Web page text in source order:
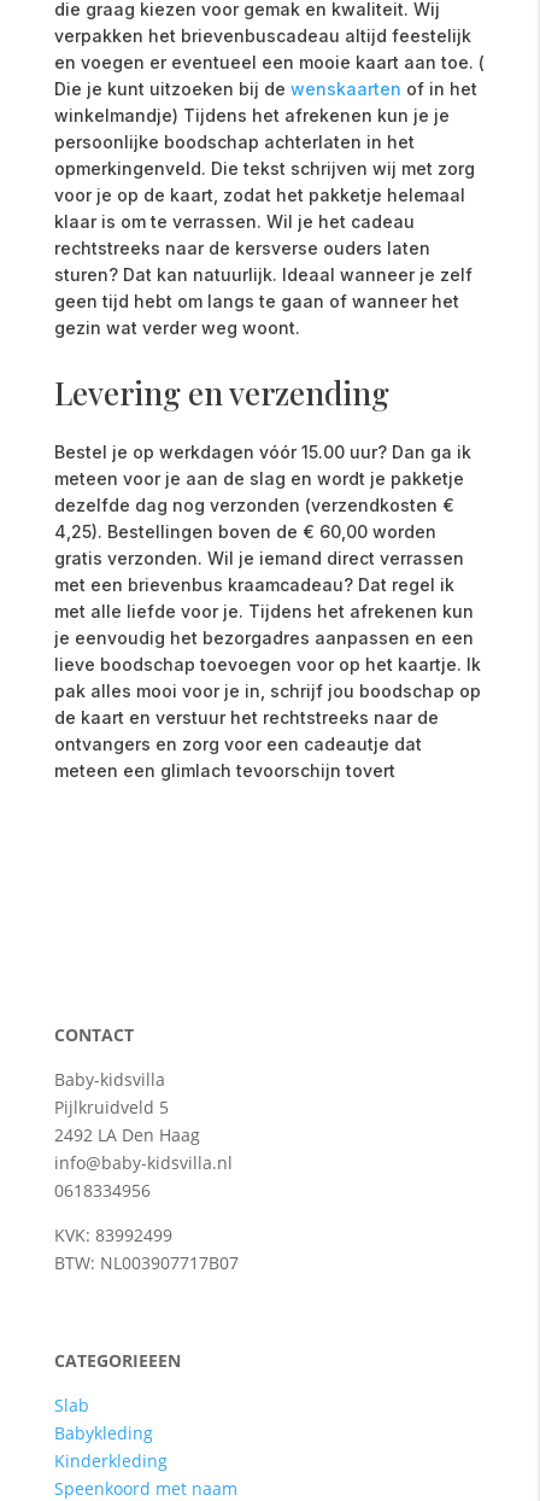
die graag kiezen voor gemak en kwaliteit. Wij
verpakken het brievenbuscadeau altijd feestelijk
en voegen er eventueel een mooie kaart aan toe. (
Die je kunt uitzoeken bij de wenskaarten of in het
winkelmandje) Tijdens het afrekenen kun je je
persoonlijke boodschap achterlaten in het
opmerkingenveld. Die tekst schrijven wij met zorg
voor je op de kaart, zodat het pakketje helemaal
klaar is om te verrassen. Wil je het cadeau
rechtstreeks naar de kersverse ouders laten
sturen? Dat kan natuurlijk. Ideaal wanneer je zelf
geen tijd hebt om langs te gaan of wanneer het
gezin wat verder weg woont.
Levering en verzending
Bestel je op werkdagen vóór 15.00 uur? Dan ga ik
meteen voor je aan de slag en wordt je pakketje
dezelfde dag nog verzonden (verzendkosten €
4,25). Bestellingen boven de € 60,00 worden
gratis verzonden. Wil je iemand direct verrassen
met een brievenbus kraamcadeau? Dat regel ik
met alle liefde voor je. Tijdens het afrekenen kun
je eenvoudig het bezorgadres aanpassen en een
lieve boodschap toevoegen voor op het kaartje. Ik
pak alles mooi voor je in, schrijf jou boodschap op
de kaart en verstuur het rechtstreeks naar de
ontvangers en zorg voor een cadeautje dat
meteen een glimlach tevoorschijn tovert
CONTACT
Baby-kidsvilla
Pijlkruidveld 5
2492 LA Den Haag
info@baby-kidsvilla.nl
0618334956
KVK: 83992499
BTW: NL003907717B07
CATEGORIEEEN
Slab
Babykleding
Kinderkleding
Speenkoord met naam